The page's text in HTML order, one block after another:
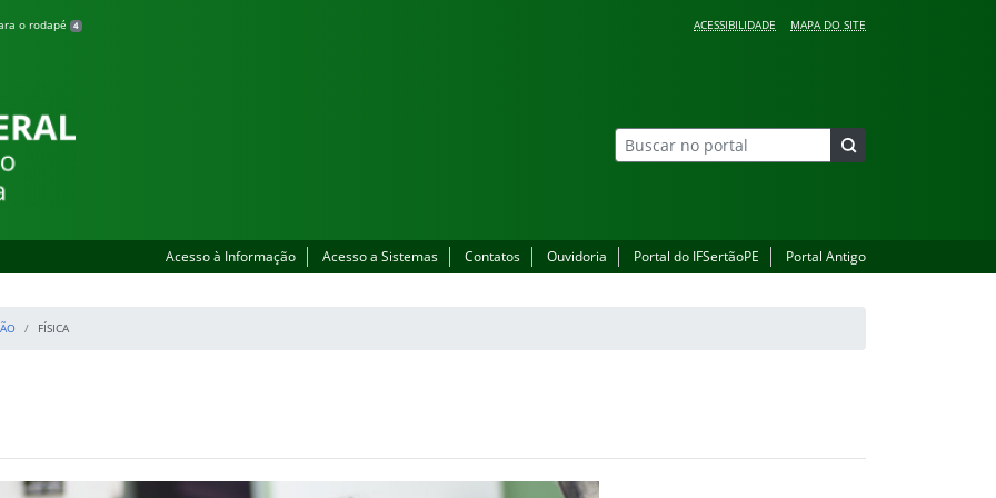
o rodapé 4 ACESSIBILIDADE MAPA DO SITE
Acesso à Informação Acesso a Sistemas Contatos Ouvidoria Portal do IFSertãoPE Portal Antigo
FÍSICA